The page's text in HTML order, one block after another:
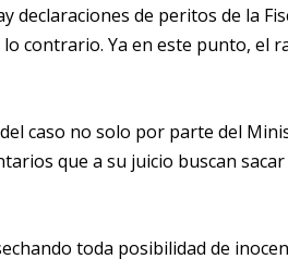
declaraciones de peritos de la
contrario. Ya en este punto, el
caso no solo por parte del
que a su juicio buscan sacar
toda posibilidad de